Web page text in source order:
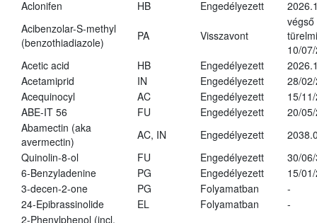
Aclonifen HB Engedélyezett
Acibenzolar-S-methyl
(benzothiadiazole)
PA Visszavont
végső
10/
Acetic acid
HB Engedélyezett
Acetamiprid
IN Engedélyezett
28/
Acequinocyl
AC Engedélyezett
15/
ABE-IT 56
FU Engedélyezett
20/
Abamectin (aka
avermectin)
AC, IN Engedélyezett
Quinolin-8-ol
FU Engedélyezett
30/
6-Benzyladenine
PG Engedélyezett
15/
3-decen-2-one
PG Folyamatban
-
24-Epibrassinolide
EL Folyamatban
-
2-Phenylphenol (incl.